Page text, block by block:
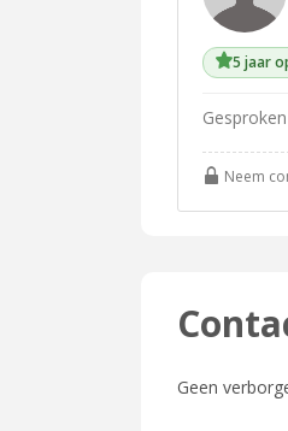
5 jaar
Neem
Geen